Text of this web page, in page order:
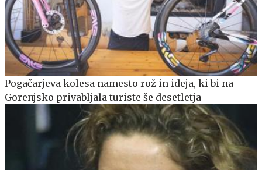
Pogačarjeva kolesa namesto rož in ideja, ki bi na
Gorenjsko privabljala turiste še desetletja